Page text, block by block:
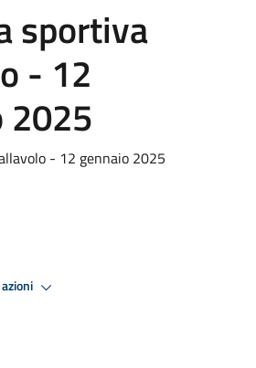
sportiva
- 12
2025
- 12 gennaio 2025